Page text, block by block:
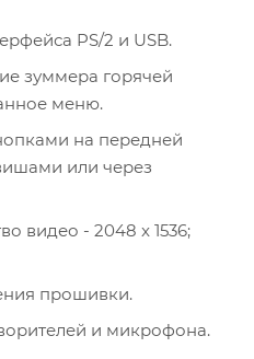
PS/2 и USB.
зуммера горячей
меню.
на передней
или через
видео - 2048 x 1536;
прошивки.
и микрофона.